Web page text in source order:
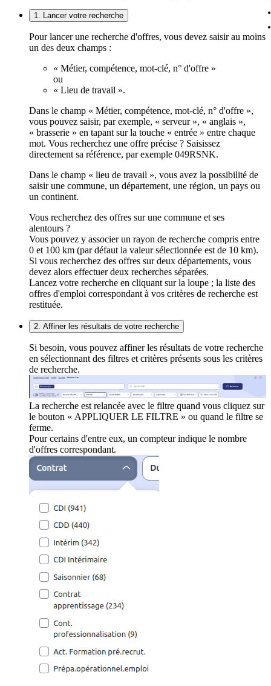
1. Lancer votre recherche
Pour lancer une recherche d'offres, vous devez saisir au moins
un des deux champs :
« Métier, compétence, mot-clé, n° d'offre »
ou
« Lieu de travail ».
Dans le champ « Métier, compétence, mot-clé, n° d'offre »,
vous pouvez saisir, par exemple, « serveur », « anglais »,
« brasserie » en tapant sur la touche « entrée » entre chaque
mot. Vous recherchez une offre précise ? Saisissez
directement sa référence, par exemple 049RSNK.
Dans le champ « lieu de travail », vous avez la possibilité de
saisir une commune, un département, une région, un pays ou
un continent.
Vous recherchez des offres sur une commune et ses
alentours ?
Vous pouvez y associer un rayon de recherche compris entre
0 et 100 km (par défaut la valeur sélectionnée est de 10 km).
Si vous recherchez des offres sur deux départements, vous
devez alors effectuer deux recherches séparées.
Lancez votre recherche en cliquant sur la loupe ; la liste des
offres d'emploi correspondant à vos critères de recherche est
restituée.
2. Affiner les résultats de votre recherche
Si besoin, vous pouvez affiner les résultats de votre recherche
en sélectionnant des filtres et critères présents sous les critères
de recherche.
La recherche est relancée avec le filtre quand vous cliquez sur
le bouton « APPLIQUER LE FILTRE » ou quand le filtre se
ferme.
Pour certains d'entre eux, un compteur indique le nombre
d'offres correspondant.